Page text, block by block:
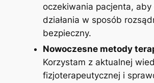
oczekiwania pacjenta,
działania w sposób
bezpieczny.
Nowoczesne metody
Korzystam z aktualnej
fizjoterapeutycznej i